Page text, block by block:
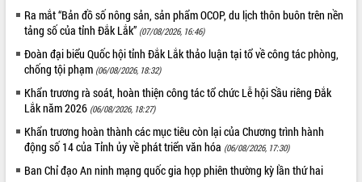
Đắk Lắk: Tôn vinh 46 giải pháp tại Hội
thi Sáng tạo Kỹ thuật 2024 - 2025
Đắk Lắk rà soát, điều chỉnh Đề án 190
về phát triển nuôi trồng thủy sản
Trương Công Thái kiểm tra thực địa
Dự án cao tốc Khánh Hòa - Buôn Ma
Thuột
Định vị cà phê Việt Nam như một “di
sản sống” trong dòng chảy toàn cầu
Ra mắt “Bản đồ số nông sản, sản phẩm OCOP, du lịch thôn buôn trên nền
tảng số của tỉnh Đắk Lắk” (07/08/2026, 16:46)
Đoàn đại biểu Quốc hội tỉnh Đắk Lắk thảo luận tại tổ về công tác phòng,
chống tội phạm (06/08/2026, 18:32)
Khẩn trương rà soát, hoàn thiện công tác tổ chức Lễ hội Sầu riêng Đắk
Lắk năm 2026 (06/08/2026, 18:27)
Khẩn trương hoàn thành các mục tiêu còn lại của Chương trình hành
động số 14 của Tỉnh ủy về phát triển văn hóa (06/08/2026, 17:30)
Ban Chỉ đạo An ninh mạng quốc gia họp phiên thường kỳ lần thứ hai